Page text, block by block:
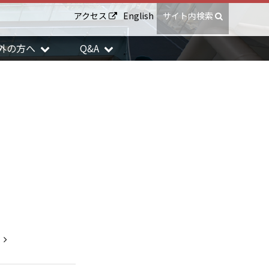
アクセス English サイト内検索
の方へ Q&A